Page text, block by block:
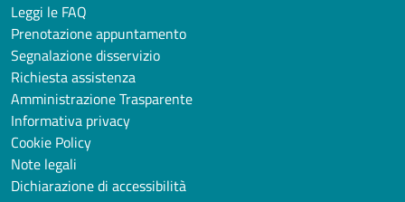
Leggi le FAQ
Prenotazione appuntamento
Segnalazione disservizio
Richiesta assistenza
Amministrazione Trasparente
Informativa privacy
Cookie Policy
Note legali
Dichiarazione di accessibilità